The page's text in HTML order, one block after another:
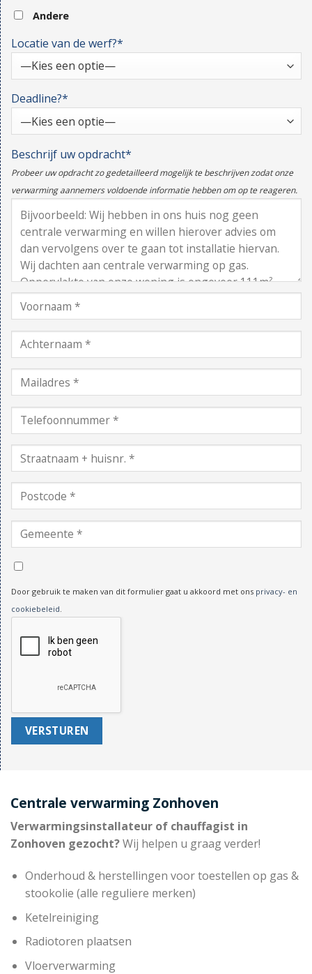
Andere
Locatie van de werf?*
Deadline?*
Beschrijf uw opdracht*
Probeer uw opdracht zo gedetailleerd mogelijk te beschrijven zodat onze
verwarming aannemers voldoende informatie hebben om op te reageren.
Door gebruik te maken van dit formulier gaat u akkoord met ons privacy- en
cookiebeleid.
Centrale verwarming Zonhoven
Verwarmingsinstallateur of chauffagist in
Zonhoven gezocht?Wij helpen u graag verder!
Onderhoud & herstellingen voor toestellen op gas &
stookolie (alle reguliere merken)
Ketelreiniging
Radiotoren plaatsen
Vloerverwarming